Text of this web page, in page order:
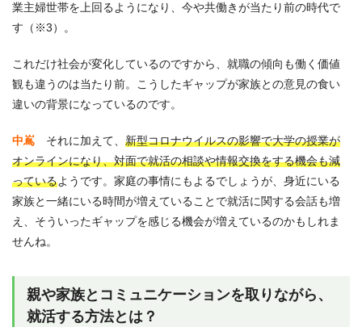
業主婦世帯を上回るようになり、今や共働きが当たり前の時代で
す（※3）。
これだけ社会が変化しているのですから、就職の傾向も働く価値
観も違うのは当たり前。こうしたギャップが家族との意見の食い
違いの背景になっているのです。
中嶌 それに加えて、 新型コロナウイルスの影響で大学の授業が
オンラインになり、対面で就活の相談や情報交換をする機会も減
っているようです。家庭の事情にもよるでしょうが、身近にいる
家族と一緒にいる時間が増えていることで就活に関する会話も増
え、そういったギャップを感じる機会が増えているのかもしれま
せんね。
親や家族とコミュニケーションを取りながら、
就活する方法とは？